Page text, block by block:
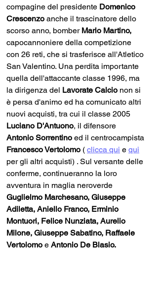
compagine del presidente Domenico
Crescenzo anche il trascinatore dello
scorso anno, bomber Mario Martino,
capocannoniere della competizione
con 26 reti, che si trasferisce all'Atletico
San Valentino. Una perdita importante
quella dell'attaccante classe 1996, ma
la dirigenza del Lavorate Calcio non si
è persa d'animo ed ha comunicato altri
nuovi acquisti, tra cui il classe 2005
Luciano D'Antuono, il difensore
Antonio Sorrentino ed il centrocampista
Francesco Vertolomo ( clicca qui e qui
per gli altri acquisti) . Sul versante delle
conferme, continueranno la loro
avventura in maglia neroverde
Guglielmo Marchesano, Giuseppe
Adiletta, Aniello Franco, Erminio
Montuori, Felice Nunziata, Aurelio
Milone, Giuseppe Sabatino, Raffaele
Vertolomo e Antonio De Blasio.